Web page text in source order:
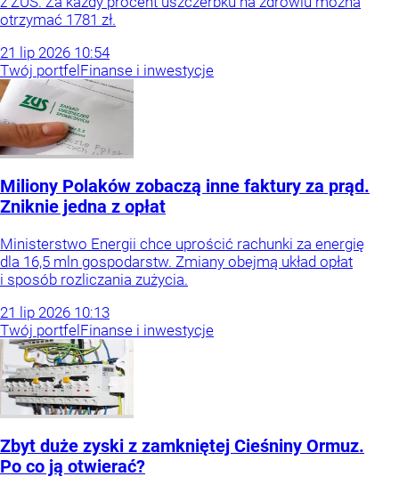
otrzymać 1781 zł.
21 lip 2026 10:54
Twój portfel Finanse i inwestycje
Miliony Polaków zobaczą inne faktury za prąd.
Zniknie jedna z opłat
Ministerstwo Energii chce uprościć rachunki za energię
dla 16,5 mln gospodarstw. Zmiany obejmą układ opłat
i sposób rozliczania zużycia.
21 lip 2026 10:13
Twój portfel Finanse i inwestycje
Zbyt duże zyski z zamkniętej Cieśniny Ormuz.
Po co ją otwierać?